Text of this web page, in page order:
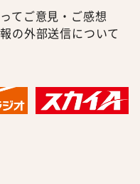
て ご意見・ご感想
の外部送信について